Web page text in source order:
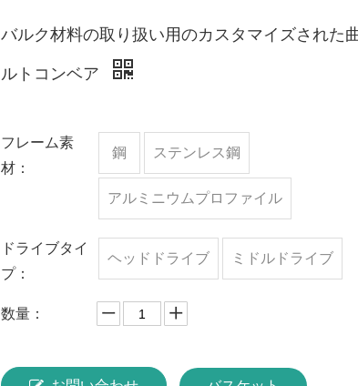
バルク材料の取り扱い用のカスタマイズされた
ルトコンベア
フレーム素
材：
鋼 ステンレス鋼
アルミニウムプロファイル
ドライブタイ
プ：
ヘッドドライブ ミドルドライブ
数量：